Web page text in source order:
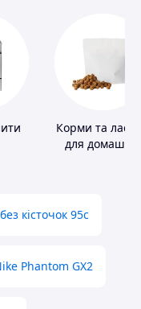
Корми та
для домашніх
кісточок 95с
Phantom GX2